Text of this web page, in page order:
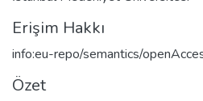
Erişim Hakkı
info:eu-repo/semantics/
Özet